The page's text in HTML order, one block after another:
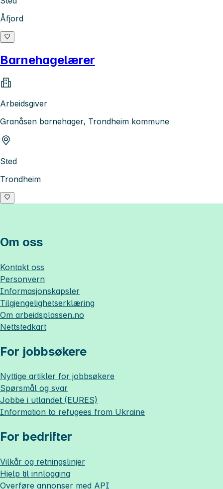
Åfjord
Barnehagelærer
Arbeidsgiver
Granåsen barnehager, Trondheim kommune
Sted
Trondheim
Om oss
Kontakt oss
Personvern
Informasjonskapsler
Tilgjengelighetserklæring
Om arbeidsplassen.no
Nettstedkart
For jobbsøkere
Nyttige artikler for jobbsøkere
Spørsmål og svar
Jobbe i utlandet (EURES)
Information to refugees from Ukraine
For bedrifter
Vilkår og retningslinjer
Hjelp til innlogging
Overføre annonser med API